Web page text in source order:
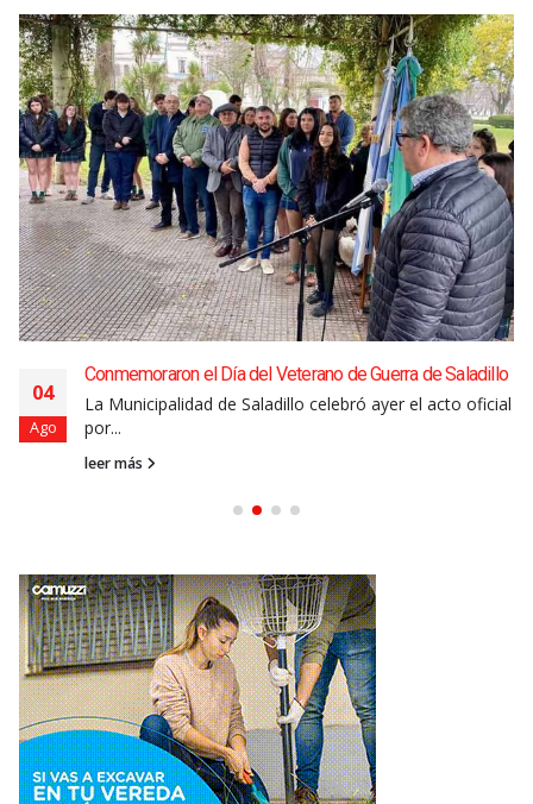
04
Ago
Conmemoraron el Día del Veterano de Guerra de Saladillo
La Municipalidad de Saladillo celebró ayer el acto oficial
por...
leer más